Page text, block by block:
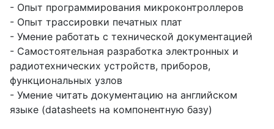
- Опыт программирования микроконтроллеров
- Опыт трассировки печатных плат
- Умение работать с технической документацией
- Самостоятельная разработка электронных и
радиотехнических устройств, приборов,
функциональных узлов
- Умение читать документацию на английском
языке (datasheets на компонентную базу)